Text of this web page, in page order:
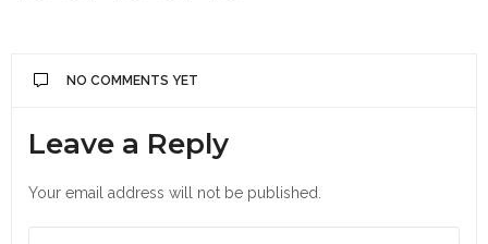
NO COMMENTS YET
Leave a Reply
Your email address will not be published.